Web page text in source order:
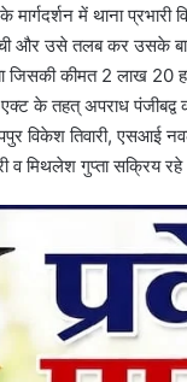
में थाना
और उसे तलब कर उसके
जिसकी कीमत 2 लाख
के तहत् अपराध पंजीबद्व
विकेश तिवारी,
व मिथलेश गुप्ता सक्रिय